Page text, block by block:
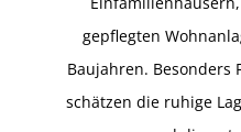
gepflegten
Baujahren. Besonders
schätzen die ruhige